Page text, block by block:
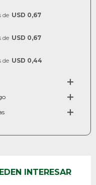
de USD 0,67
de USD 0,67
de USD 0,44
INTERESAR